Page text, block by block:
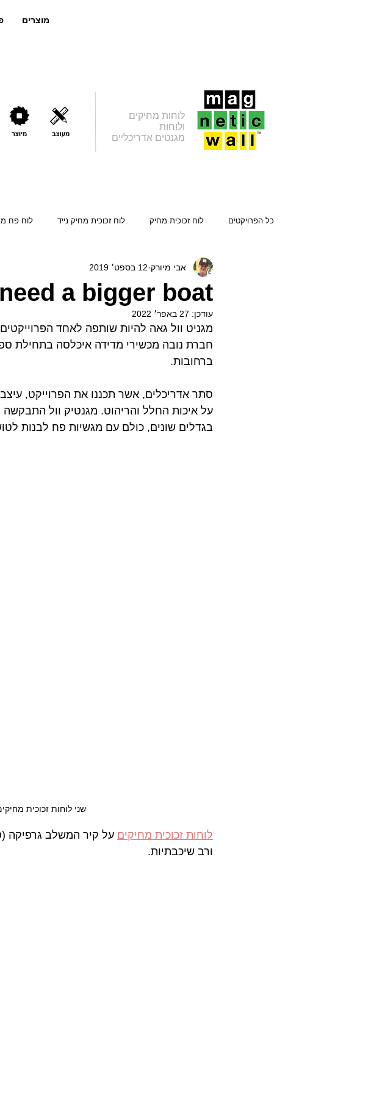
מוצרים
לוחות מחיקים
ולוחות
מגנטים אדריכליים
כל הפרויקטים לוח זכוכית מחיק לוח זכוכית מחיק נייד לוח פח
לוח פח מגנטי עם מדף מדבקה מחיקה
a bigger boat..
אבי מיורק 12 בספט׳ 2019
עודכן: 27 באפר׳ 2022
מגניט וול גאה להיות שותפה לאחד
ברחובות.
סתר אדריכלים, אשר תכננו את הפרוייקט,
על איכות החלל והריהוט. מגנטיק וול התבקשה
בגדלים שונים, כולם עם מגשיות פח לבנות
שני לוחות זכוכית מחיקים עם מגני פינה באחד הממ"דים
לוחות זכוכית מחיקים על קיר המשלב גרפיקה
ורב שיכבתיות.